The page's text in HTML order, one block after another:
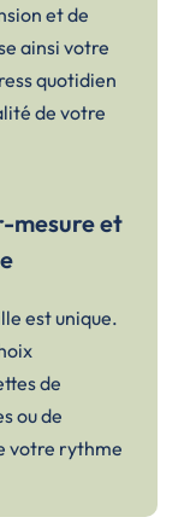
et de
ainsi votre
quotidien
de votre
mesure et
est unique.
de
ou de
votre rythme